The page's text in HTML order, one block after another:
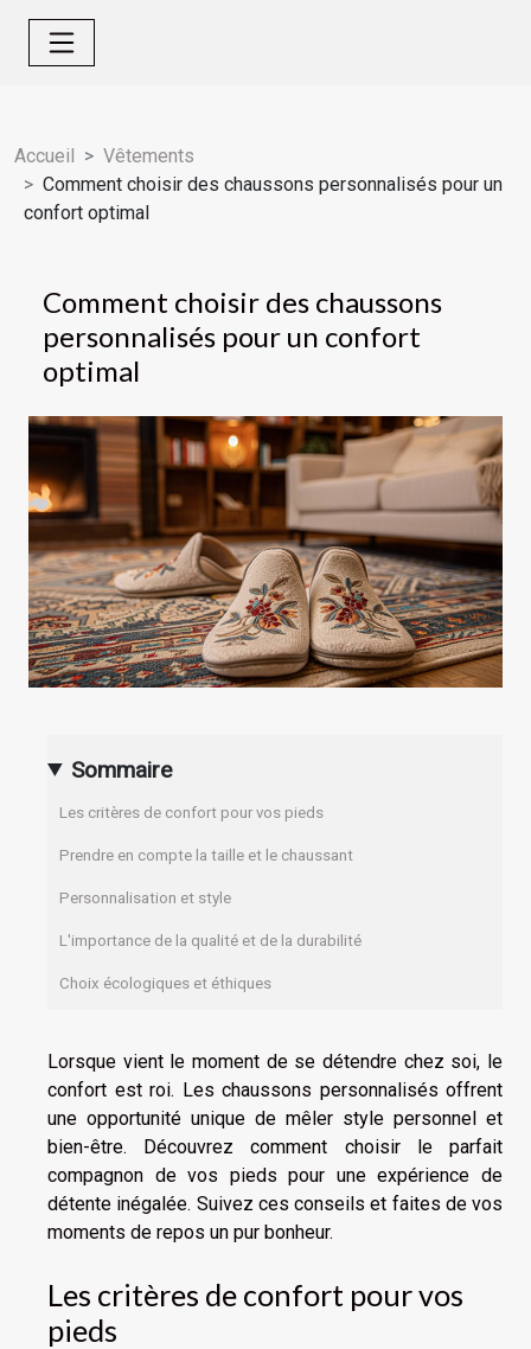
Accueil
Vêtements
Comment choisir des chaussons personnalisés pour un
confort optimal
Comment choisir des chaussons
personnalisés pour un confort
optimal
Sommaire
Les critères de confort pour vos pieds
Prendre en compte la taille et le chaussant
Personnalisation et style
L'importance de la qualité et de la durabilité
Choix écologiques et éthiques
Lorsque vient le moment de se détendre chez soi, le
confort est roi. Les chaussons personnalisés offrent
une opportunité unique de mêler style personnel et
bien-être. Découvrez comment choisir le parfait
compagnon de vos pieds pour une expérience de
détente inégalée. Suivez ces conseils et faites de vos
moments de repos un pur bonheur.
Les critères de confort pour vos
pieds